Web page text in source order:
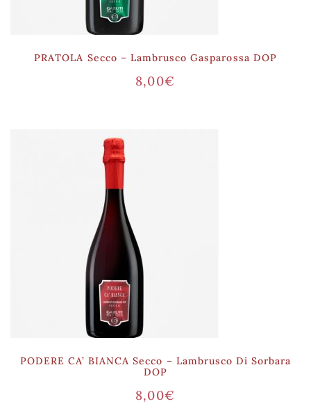
PRATOLA Secco – Lambrusco Gasparossa DOP
8,00€
PODERE CA’ BIANCA Secco – Lambrusco Di Sorbara
DOP
8,00€